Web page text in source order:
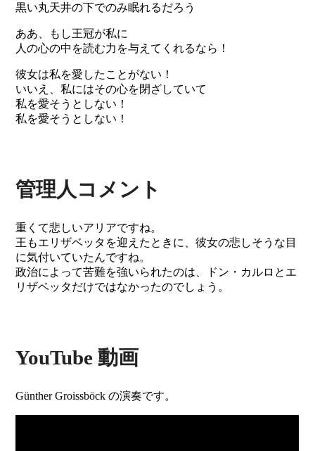
黒い丸天井の下でのみ眠れるだろう
ああ、もし王冠が私に
人の心の中を読む力を与えてくれるなら！
彼女は私を愛したことがない！
いいえ、私にはその心を閉ざしていて
私を愛そうとしない！
私を愛そうとしない！
管理人コメント
重くて悲しいアリアですね。
王もエリザベッタを迎えたときに、彼女の悲しそうな目
に気付いていたんですね。
政治によって苦難を強いられたのは、ドン・カルロとエ
リザベッタだけではなかったのでしょう。
YouTube 動画
Günther Groissböck の演奏です。